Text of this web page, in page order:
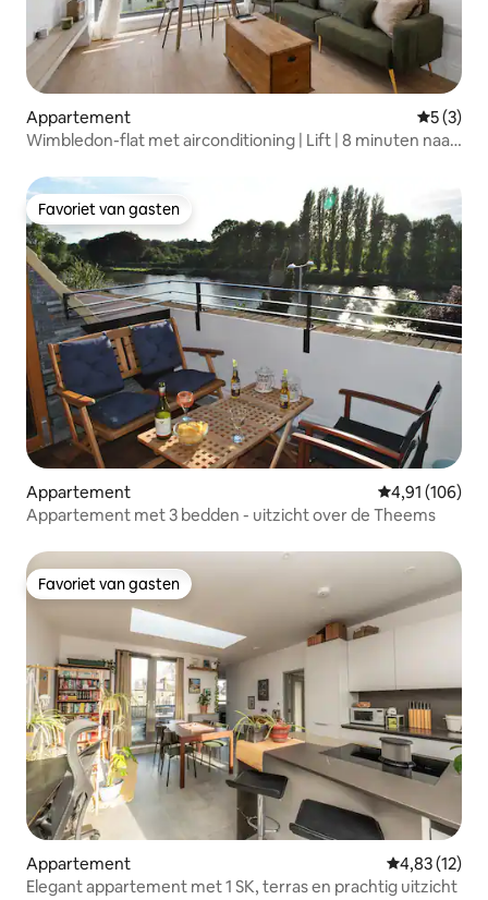
Appartement
5 (3)
Wimbledon-flat met airconditioning | Lift | 8 minuten naar
Favoriet van gasten
Favoriet van gasten
Appartement Gemiddelde
4,91 (106)
Appartement met 3 bedden - uitzicht over de Theems
Favoriet van gasten
Favoriet van gasten
Appartement Gemiddelde
4,83 (12)
Elegant appartement met 1 SK, terras en prachtig uitzicht